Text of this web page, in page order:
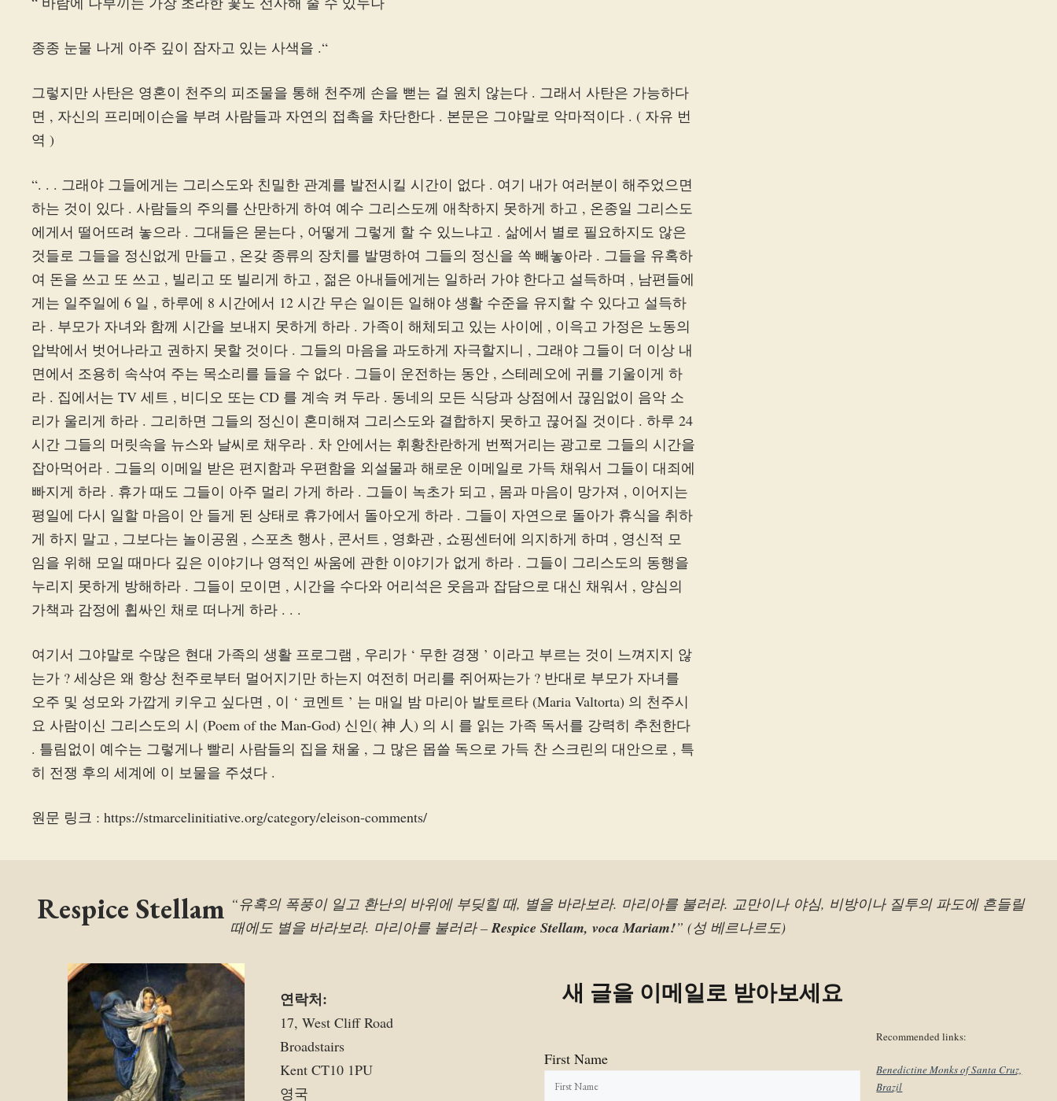
종종 눈물 나게 아주 깊이 잠자고 있는 사색을 .“
그렇지만 사탄은 영혼이 천주의 피조물을 통해 천주께 손을 뻗는 걸 원치 않는다 . 그래서 사탄은 가능하다
면 , 자신의 프리메이슨을 부려 사람들과 자연의 접촉을 차단한다 . 본문은 그야말로 악마적이다 . ( 자유 번
역 )
“. . . 그래야 그들에게는 그리스도와 친밀한 관계를 발전시킬 시간이 없다 . 여기 내가 여러분이 해주었으면
하는 것이 있다 . 사람들의 주의를 산만하게 하여 예수 그리스도께 애착하지 못하게 하고 , 온종일 그리스도
에게서 떨어뜨려 놓으라 . 그대들은 묻는다 , 어떻게 그렇게 할 수 있느냐고 . 삶에서 별로 필요하지도 않은
것들로 그들을 정신없게 만들고 , 온갖 종류의 장치를 발명하여 그들의 정신을 쏙 빼놓아라 . 그들을 유혹하
여 돈을 쓰고 또 쓰고 , 빌리고 또 빌리게 하고 , 젊은 아내들에게는 일하러 가야 한다고 설득하며 , 남편들에
게는 일주일에 6 일 , 하루에 8 시간에서 12 시간 무슨 일이든 일해야 생활 수준을 유지할 수 있다고 설득하
라 . 부모가 자녀와 함께 시간을 보내지 못하게 하라 . 가족이 해체되고 있는 사이에 , 이윽고 가정은 노동의
압박에서 벗어나라고 권하지 못할 것이다 . 그들의 마음을 과도하게 자극할지니 , 그래야 그들이 더 이상 내
면에서 조용히 속삭여 주는 목소리를 들을 수 없다 . 그들이 운전하는 동안 , 스테레오에 귀를 기울이게 하
라 . 집에서는 TV 세트 , 비디오 또는 CD 를 계속 켜 두라 . 동네의 모든 식당과 상점에서 끊임없이 음악 소
리가 울리게 하라 . 그리하면 그들의 정신이 혼미해져 그리스도와 결합하지 못하고 끊어질 것이다 . 하루 24
시간 그들의 머릿속을 뉴스와 날씨로 채우라 . 차 안에서는 휘황찬란하게 번쩍거리는 광고로 그들의 시간을
잡아먹어라 . 그들의 이메일 받은 편지함과 우편함을 외설물과 해로운 이메일로 가득 채워서 그들이 대죄에
빠지게 하라 . 휴가 때도 그들이 아주 멀리 가게 하라 . 그들이 녹초가 되고 , 몸과 마음이 망가져 , 이어지는
평일에 다시 일할 마음이 안 들게 된 상태로 휴가에서 돌아오게 하라 . 그들이 자연으로 돌아가 휴식을 취하
게 하지 말고 , 그보다는 놀이공원 , 스포츠 행사 , 콘서트 , 영화관 , 쇼핑센터에 의지하게 하며 , 영신적 모
임을 위해 모일 때마다 깊은 이야기나 영적인 싸움에 관한 이야기가 없게 하라 . 그들이 그리스도의 동행을
누리지 못하게 방해하라 . 그들이 모이면 , 시간을 수다와 어리석은 웃음과 잡담으로 대신 채워서 , 양심의
가책과 감정에 휩싸인 채로 떠나게 하라 . . .
여기서 그야말로 수많은 현대 가족의 생활 프로그램 , 우리가 ‘ 무한 경쟁 ’ 이라고 부르는 것이 느껴지지 않
는가 ? 세상은 왜 항상 천주로부터 멀어지기만 하는지 여전히 머리를 쥐어짜는가 ? 반대로 부모가 자녀를
오주 및 성모와 가깝게 키우고 싶다면 , 이 ‘ 코멘트 ’ 는 매일 밤 마리아 발토르타 (Maria Valtorta) 의 천주시
요 사람이신 그리스도의 시 (Poem of the Man-God) 신인( 神 人) 의 시 를 읽는 가족 독서를 강력히 추천한다
. 틀림없이 예수는 그렇게나 빨리 사람들의 집을 채울 , 그 많은 몹쓸 독으로 가득 찬 스크린의 대안으로 , 특
히 전쟁 후의 세계에 이 보물을 주셨다 .
원문 링크 : https://stmarcelinitiative.org/category/eleison-comments/
Respice Stellam “유혹의 폭풍이 일고 환난의 바위에 부딪힐 때, 별을 바라보라. 마리아를 불러라. 교만이나 야심, 비방이나 질투의 파도에 흔들릴
때에도 별을 바라보라. 마리아를 불러라 –Respice Stellam, voca Mariam!” (성 베르나르도)
연락처:
17, West Cliff Road
Broadstairs
Kent CT10 1PU
영국
새 글을 이메일로 받아보세요
First Name
Recommended links:
Benedictine Monks of Santa Cruz,
Brazil